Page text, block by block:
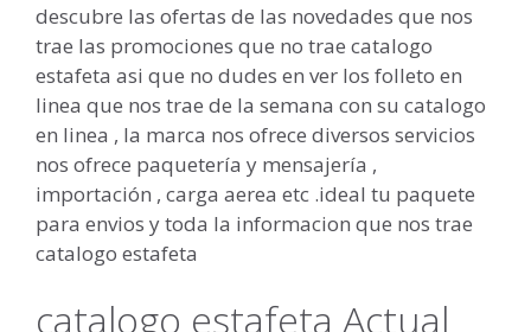
descubre las ofertas de las novedades que nos
trae las promociones que no trae catalogo
estafeta asi que no dudes en ver los folleto en
linea que nos trae de la semana con su catalogo
en linea , la marca nos ofrece diversos servicios
nos ofrece paquetería y mensajería ,
importación , carga aerea etc .ideal tu paquete
para envios y toda la informacion que nos trae
catalogo estafeta
catalogo estafeta Actual